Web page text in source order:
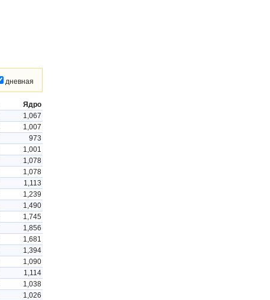
дневная
Ядро
1,067
1,007
973
1,001
1,078
1,078
1,113
1,239
1,490
1,745
1,856
1,681
1,394
1,090
1,114
1,038
1,026